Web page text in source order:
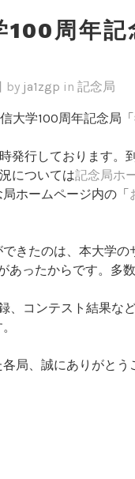
100周年
by ja1zgp in 記念局
大学100周年記念局「
発行しております。
については記念局ホ
ホームページ内の「
きたのは、本大学
あったからです。多
、コンテスト結果
局、誠にありがとう